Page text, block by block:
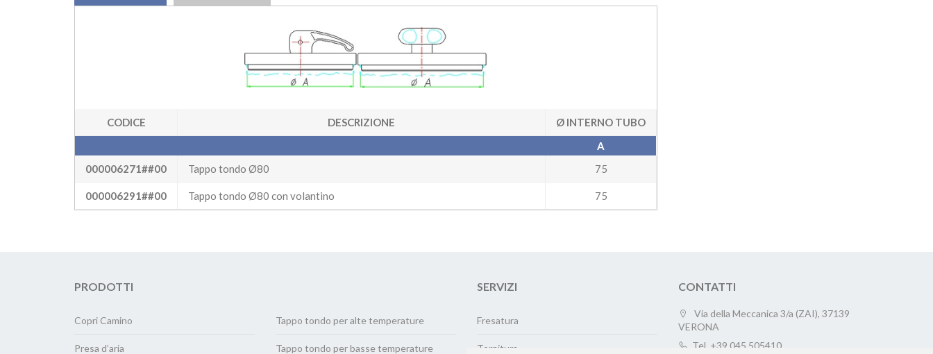
CODICE DESCRIZIONE
Ø INTERNO TUBO
A
000006271##00
Tappo tondo Ø80 75
000006291##00 Tappo tondo Ø80 con volantino 75
PRODOTTI
Copri Camino
Presa d’aria
Tappo tondo per alte temperature
Tappo tondo per basse temperature
SERVIZI
Fresatura
Tornitura
CONTATTI
Via della Meccanica 3/a (ZAI), 37139
VERONA
Tel. +39 045.505410